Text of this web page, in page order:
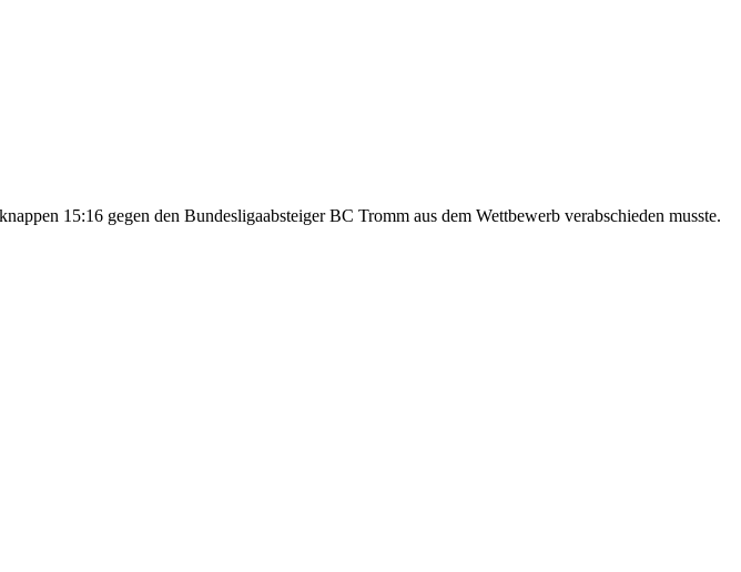
15:16 gegen den Bundesligaabsteiger BC Tromm aus dem Wettbewerb verabschieden musste.